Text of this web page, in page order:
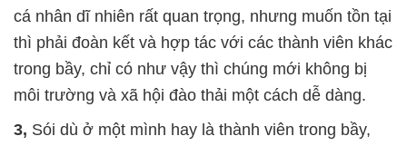
cá nhân dĩ nhiên rất quan trọng, nhưng muốn tồn tại
thì phải đoàn kết và hợp tác với các thành viên khác
trong bầy, chỉ có như vậy thì chúng mới không bị
môi trường và xã hội đào thải một cách dễ dàng.
3, Sói dù ở một mình hay là thành viên trong bầy,